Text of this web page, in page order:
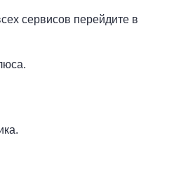
сервисов перейдите в